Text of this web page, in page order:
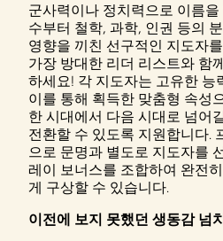
군사력이나 정치력으로 이름
수부터 철학, 과학, 인권 등의
영향을 끼친 선구적인 지도자
가장 방대한 리더 리스트와 함
하세요! 각 지도자는 고유한 능
이를 통해 획득한 맞춤형 속성
한 시대에서 다음 시대로 넘어
전환할 수 있도록 지원합니다.
으로 문명과 별도로 지도자를
레이 보너스를 조합하여 완전
게 구상할 수 있습니다.
이전에 보지 못했던 생동감 넘